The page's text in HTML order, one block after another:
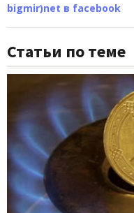
bigmir)net в facebook
Статьи по теме